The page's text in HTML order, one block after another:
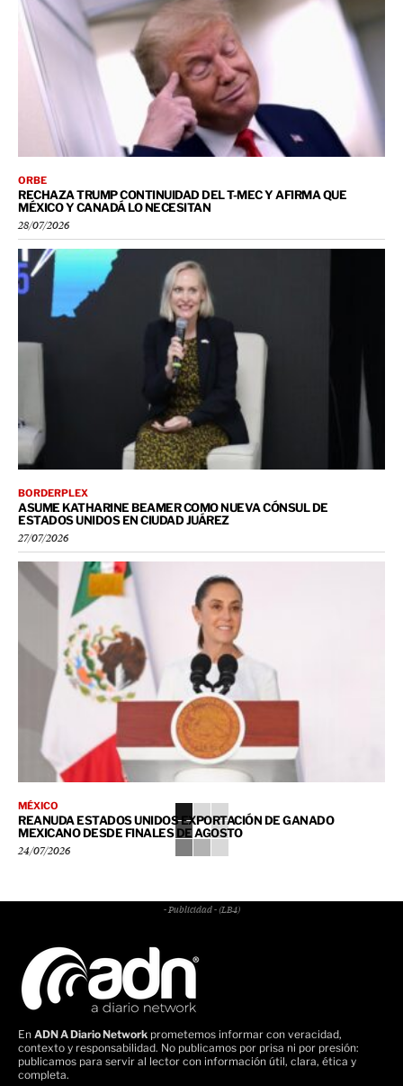
ORBE
RECHAZA TRUMP CONTINUIDAD DEL T-MEC Y AFIRMA QUE
MÉXICO Y CANADÁ LO NECESITAN
28/07/2026
BORDERPLEX
ASUME KATHARINE BEAMER COMO NUEVA CÓNSUL DE
ESTADOS UNIDOS EN CIUDAD JUÁREZ
27/07/2026
MÉXICO
REANUDA ESTADOS UNIDOS EXPORTACIÓN DE GANADO
MEXICANO DESDE FINALES DE AGOSTO
24/07/2026
- Publicidad - (LB4)
En ADN A Diario Network prometemos informar con veracidad,
contexto y responsabilidad. No publicamos por prisa ni por presión:
publicamos para servir al lector con información útil, clara, ética y
completa.